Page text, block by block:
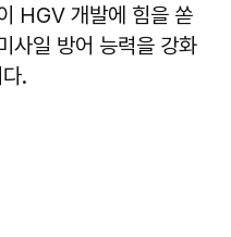
HGV 개발에 힘을 쏟
사일 방어 능력을 강화
.